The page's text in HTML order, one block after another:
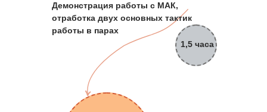
Демонстрация работы с МАК,
отработка двух основных тактик
работы в парах
1,5 часа